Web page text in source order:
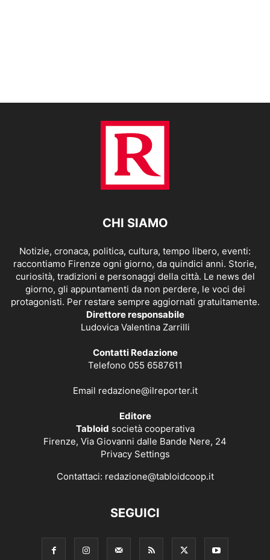
CHI SIAMO
Notizie, cronaca, politica, cultura, tempo libero, eventi:
raccontiamo Firenze ogni giorno, da quindici anni. Storie,
curiosità, tradizioni e personaggi della città. Le news del
giorno, gli appuntamenti da non perdere, le voci dei
protagonisti. Per restare sempre aggiornati gratuitamente.
Direttore responsabile
Ludovica Valentina Zarrilli
Contatti Redazione
Telefono 055 6587611
Email redazione@ilreporter.it
Editore
Tabloid società cooperativa
Firenze, Via Giovanni dalle Bande Nere, 24
Privacy Settings
Contattaci: redazione@tabloidcoop.it
SEGUICI